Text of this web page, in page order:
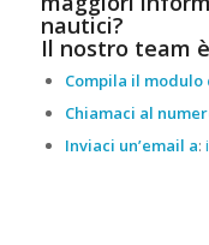
nautici?
Il nostro team
Compila il
Chiamaci al
Inviaci un’email a: